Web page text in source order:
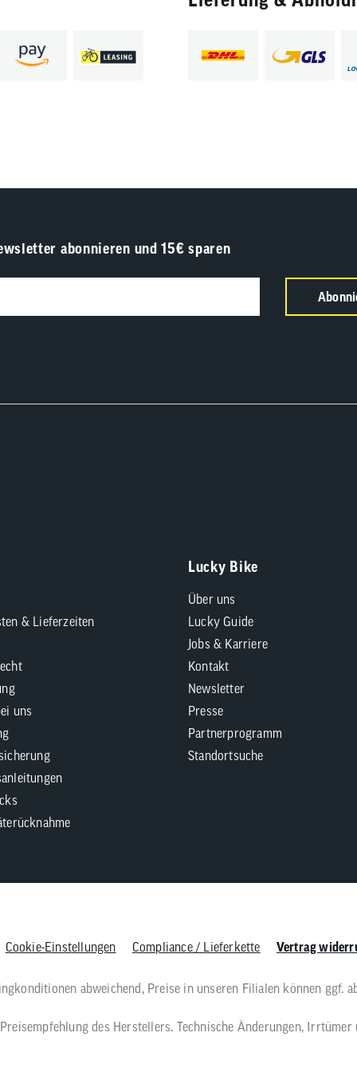
abonnieren und 15€ sparen
& Lieferzeiten
uns
Lucky Bike
Über uns
Lucky Guide
Jobs & Karriere
Kontakt
Newsletter
Presse
Partnerprogramm
Standortsuche
Cookie-Einstellungen Compliance / Lieferkette Vertrag
abweichend, Preise in unseren Filialen können ggf.
des Herstellers. Technische Änderungen,